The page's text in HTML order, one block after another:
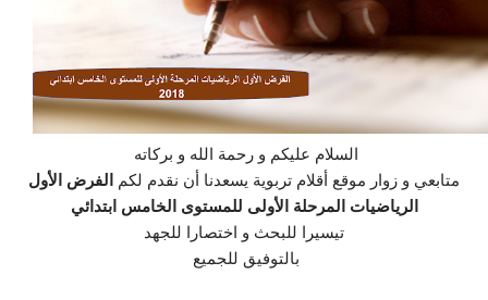
السلام عليكم و رحمة الله و بركاته
متابعي و زوار موقع أقلام تربوية يسعدنا أن نقدم لكم
الفرض الأول
الرياضيات المرحلة الأولى للمستوى الخامس ابتدائي
تيسيرا للبحث و اختصارا للجهد
بالتوفيق للجميع